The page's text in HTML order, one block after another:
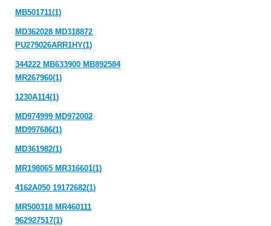
MB501711(1)
MD362028 MD318872
PU279026ARR1HY(1)
344222 MB633900 MB892584
MR267960(1)
1230A114(1)
MD974999 MD972002
MD997686(1)
MD361982(1)
MR198065 MR316601(1)
4162A050 19172682(1)
MR500318 MR460111
962927517(1)